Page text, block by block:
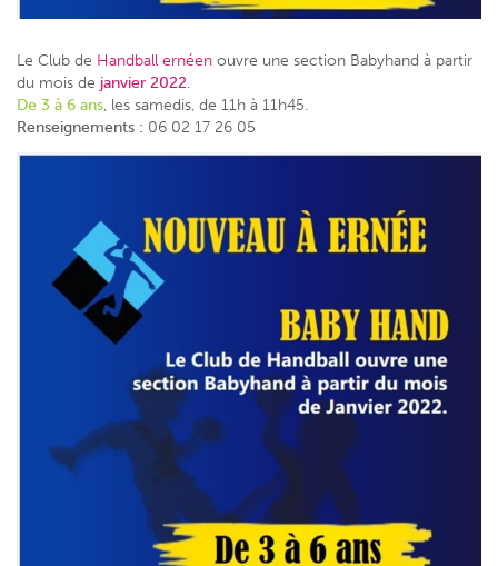
Le Club de Handball ernéen ouvre une section Babyhand à partir
du mois de janvier 2022.
De 3 à 6 ans, les samedis, de 11h à 11h45.
Renseignements : 06 02 17 26 05